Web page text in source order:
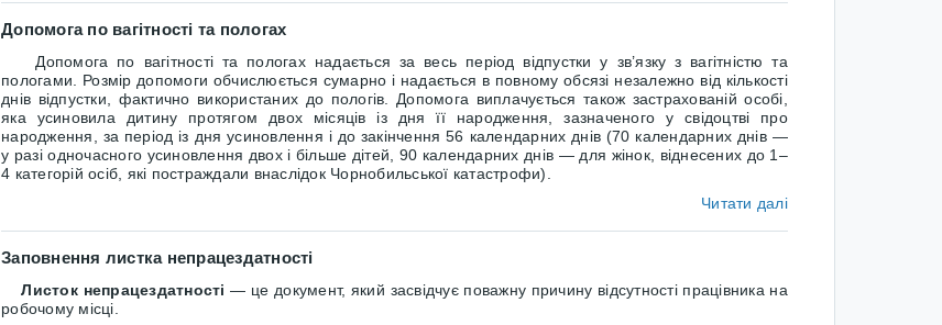
Допомога по вагітності та пологах
Допомога по вагітності та пологах надається за весь період відпустки у зв’язку з вагітністю та
пологами. Розмір допомоги обчислюється сумарно і надається в повному обсязі незалежно від кількості
днів відпустки, фактично використаних до пологів. Допомога виплачується також застрахованій особі,
яка усиновила дитину протягом двох місяців із дня її народження, зазначеного у свідоцтві про
народження, за період із дня усиновлення і до закінчення 56 календарних днів (70 календарних днів —
у разі одночасного усиновлення двох і більше дітей, 90 календарних днів — для жінок, віднесених до 1–
4 категорій осіб, які постраждали внаслідок Чорнобильської катастрофи).
Читати далі
Заповнення листка непрацездатності
Листок непрацездатності — це документ, який засвідчує поважну причину відсутності працівника на
робочому місці.